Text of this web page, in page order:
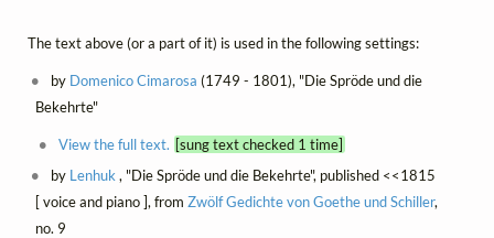
The text above (or a part of it) is used in the following settings:
by Domenico Cimarosa (1749 - 1801), "Die Spröde und die
Bekehrte"
View the full text. [sung text checked 1 time]
by Lenhuk , "Die Spröde und die Bekehrte", published <<1815
[ voice and piano ], from Zwölf Gedichte von Goethe und Schiller,
no. 9